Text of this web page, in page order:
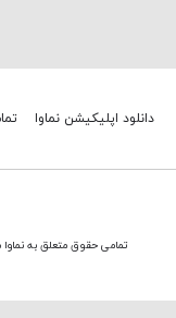
دانلود اپلیکیشن نماوا
تمامی حقوق متعلق به